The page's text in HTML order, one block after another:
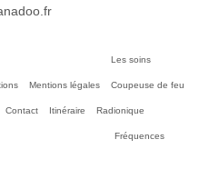
Mentions légales
Les soins
Coupeuse de feu
Contact Itinéraire Radionique
Fréquences